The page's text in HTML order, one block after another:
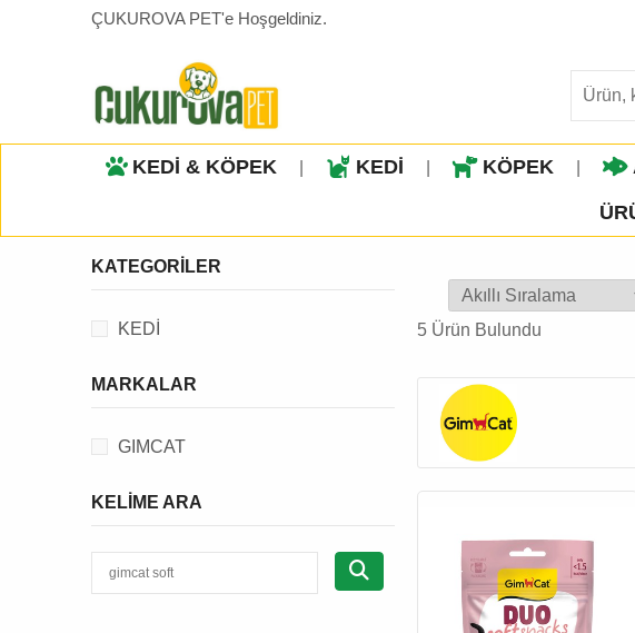
ÇUKUROVA PET'e Hoşgeldiniz.
KEDİ & KÖPEK KEDİ KÖPEK
5 Ürün Bulundu
KATEGORILER
KEDİ
MARKALAR
GIMCAT
KELIME ARA